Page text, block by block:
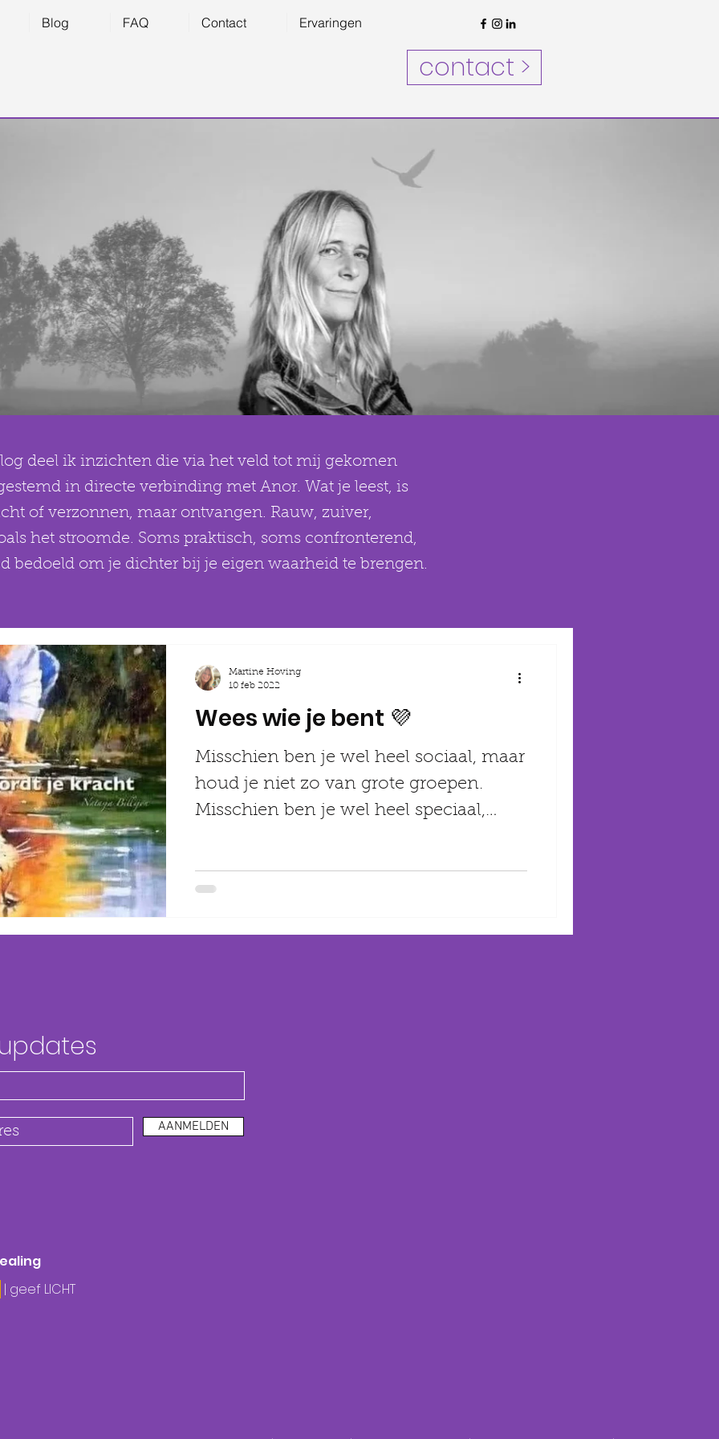
Blog FAQ Contact Ervaringen
contact >
deel ik inzichten die via het veld tot mij gekomen
in directe verbinding met Anor. Wat je leest, is
of verzonnen, maar ontvangen. Rauw, zuiver,
het stroomde. Soms praktisch, soms confronterend,
bedoeld om je dichter bij je eigen waarheid te brengen.
Wees wie je bent 💜
Misschien ben je wel heel sociaal, maar
houd je niet zo van grote groepen.
Misschien ben je wel heel speciaal,
Martine Hoving
10 feb 2022
AANMELDEN
| geef LICHT